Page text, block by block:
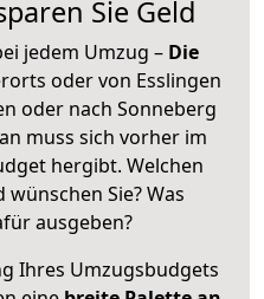
Sie Geld
jedem Umzug – Die
oder von Esslingen
oder nach Sonneberg
muss sich vorher im
hergibt. Welchen
Sie? Was
ausgeben?
Ihres Umzugsbudgets